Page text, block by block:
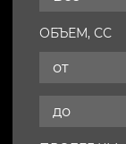
ОБЪЕМ, СС